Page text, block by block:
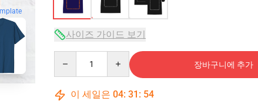
사이즈 가이드 보기
장바구니에 추가
이 세일은 04: 31 : 53